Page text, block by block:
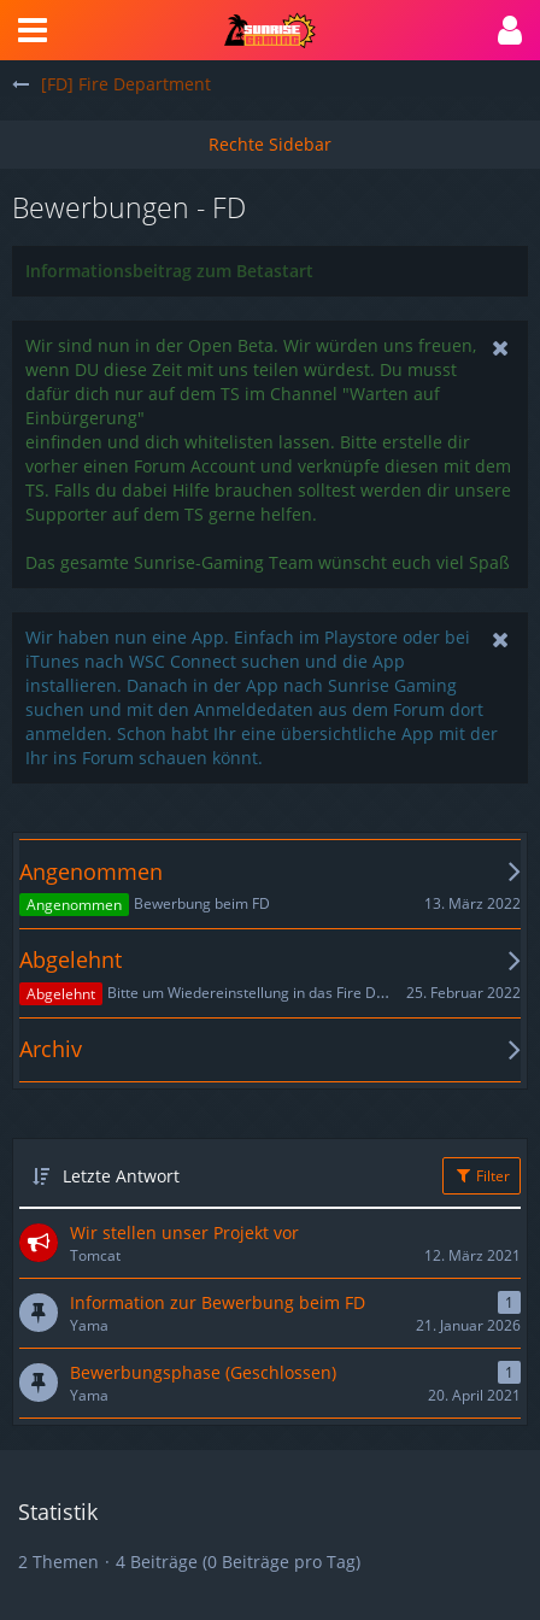
[FD] Fire Department
Bewerbungen - FD
Informationsbeitrag zum Betastart
Wir sind nun in der Open Beta. Wir würden uns freuen,
wenn DU diese Zeit mit uns teilen würdest. Du musst
dafür dich nur auf dem TS im Channel "Warten auf
Einbürgerung"
einfinden und dich whitelisten lassen. Bitte erstelle dir
vorher einen Forum Account und verknüpfe diesen mit dem
TS. Falls du dabei Hilfe brauchen solltest werden dir unsere
Supporter auf dem TS gerne helfen.
Das gesamte Sunrise-Gaming Team wünscht euch viel Spaß
Wir haben nun eine App. Einfach im Playstore oder bei
iTunes nach WSC Connect suchen und die App
installieren. Danach in der App nach Sunrise Gaming
suchen und mit den Anmeldedaten aus dem Forum dort
anmelden. Schon habt Ihr eine übersichtliche App mit der
Ihr ins Forum schauen könnt.
Angenommen
Angenommen Bewerbung beim FD 13. März 2022
Abgelehnt
Abgelehnt Bitte um Wiedereinstellung in das Fire Department 25. Februar 2022
Archiv
Letzte Antwort Filter
Wir stellen unser Projekt vor
Tomcat 12. März 2021
Information zur Bewerbung beim FD
1
Yama
21. Januar 2026
Bewerbungsphase (Geschlossen)
1
Yama
20. April 2021
Statistik
2 Themen 4 Beiträge (0 Beiträge pro Tag)